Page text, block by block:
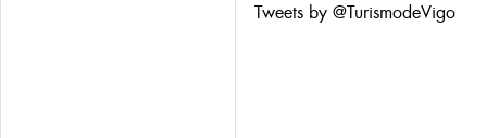
Tweets by @TurismodeVigo